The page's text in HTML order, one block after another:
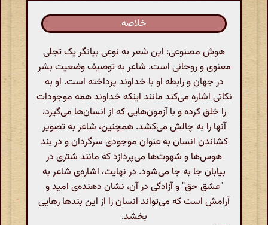
خلاصه
هوش مصنوعی: این شعر به نوعی بیانگر یک تجلی
معنوی و روحانی است. شاعر به توصیف وضعیت بشر
در جهان و رابطه او با خداوند پرداخته است. او به
نکاتی اشاره می‌کند مانند اینکه خداوند همه موجودات
را خلق کرده و با آزمون‌هایی که از انسان‌ها می‌گیرد،
آنها را به چالش می‌کشد. همچنین، شاعر به تصویر
کشاندن انسان به عنوان موجودی سرگردان و در بند
هوس‌ها و شهوت‌ها می‌پردازد که مانند شتری در
بیابان جا به جا می‌شود. در نهایت، اشاره‌ی شاعر به
"عشق حق" و آزادگی در آن، نشان دهنده‌ی امید و
آرامش است که می‌تواند انسان را از این بندها رهایی
بخشد.